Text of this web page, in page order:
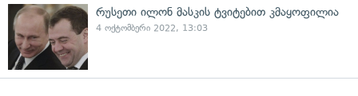
რუსეთი ილონ მასკის ტვიტებით კმაყოფილია
4 ოქტომბერი 2022, 13:03